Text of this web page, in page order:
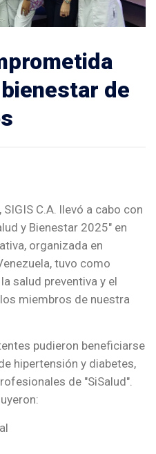
de
C.A. llevó a cabo con
y Bienestar 2025" en
organizada en
tuvo como
salud preventiva y el
miembros de nuestra
pudieron beneficiarse
hipertensión y diabetes,
de "SiSalud".